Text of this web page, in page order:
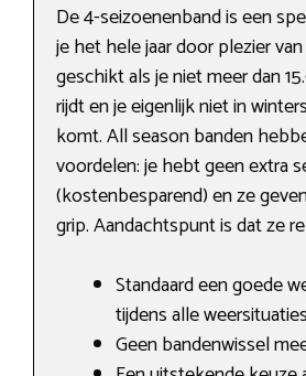
De 4-seizoenenband is een
je het hele jaar door plezier
geschikt als je niet meer dan
rijdt en je eigenlijk niet in
komt. All season banden
voordelen: je hebt geen extra
(kostenbesparend) en ze
grip. Aandachtspunt is dat ze
Standaard een goede
tijdens alle
Geen bandenwissel